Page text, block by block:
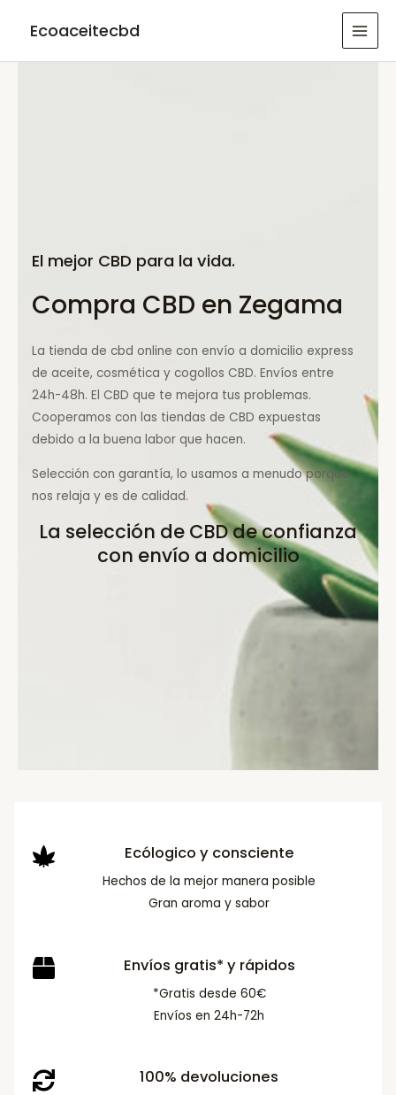
Ecoaceitecbd
El mejor CBD para la vida.
Compra CBD en Zegama
La tienda de cbd online con envío a domicilio express
de aceite, cosmética y cogollos CBD. Envíos entre
24h-48h. El CBD que te mejora tus problemas.
Cooperamos con las tiendas de CBD expuestas
debido a la buena labor que hacen.
Selección con garantía, lo usamos a menudo porque
nos relaja y es de calidad.
La selección de CBD de confianza
con envío a domicilio
Ecólogico y consciente
Hechos de la mejor manera posible
Gran aroma y sabor
Envíos gratis* y rápidos
*Gratis desde 60€
Envíos en 24h-72h
100% devoluciones